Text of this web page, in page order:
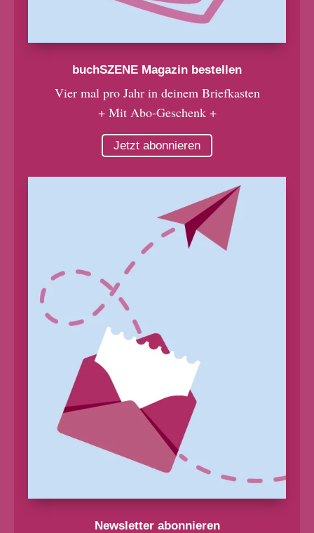
buchSZENE Magazin bestellen
Vier mal pro Jahr in deinem Briefkasten
+ Mit Abo-Geschenk +
Jetzt abonnieren
Newsletter abonnieren